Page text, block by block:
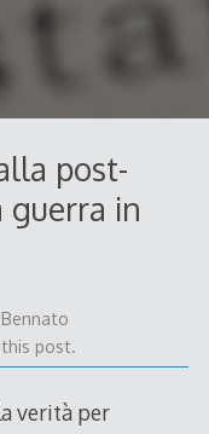
post-
guerra in
post.
verità per